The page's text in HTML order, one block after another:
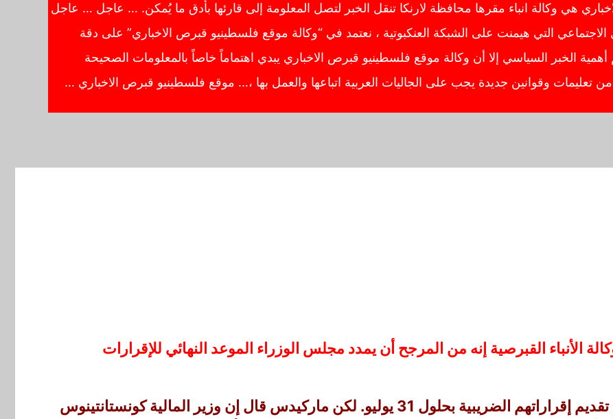
هي وكالة انباء مقرها محافظة لارنكا تنقل الخبر لتصل المعلومة إلى قارئها بأدق ما يُمكن. … عاجل … عاجل
التي هيمنت على الشبكة العنكبوتية ، نعتمد في “وكالة موقع فلسطينيو قبرص الاخباري” على دقة
الخبر السياسي إلا أن وكالة موقع فلسطينيو قبرص الاخباري يبدي اهتماماً خاصاً بالمعلومات الصحيحة
تعليمات وقوانين جديدة يجب على الجاليات العربية اتباعها والعمل بها ،… موقع فلسطينيو قبرص الاخباري …
القبرصية إنه من المرجح أن يمدد مجلس الوزراء الموعد النهائي للإقرارات
يجب على الأفراد والعاملين لحسابهم الخاص تقديم إقراراتهم الضريبية بحلول 31 يوليو. لكن ماركيدس قال إن وزير المالية كونستانتينوس